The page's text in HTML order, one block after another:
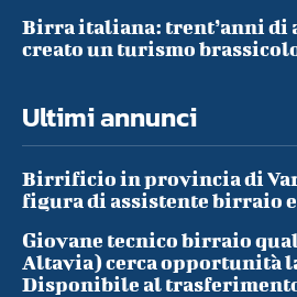
Birra italiana: trent’anni di
creato un turismo
Ultimi annunci
Birrificio in provincia di
figura di assistente birraio
Giovane tecnico birraio
Altavia) cerca opportunità
Disponibile al